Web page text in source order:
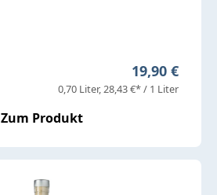
Regulärer
19,90 €
0,70 Liter 28,43 €* / 1 Liter
Zum Produkt